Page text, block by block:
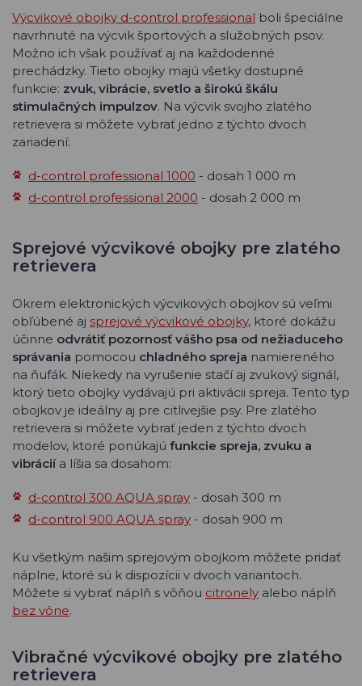
Výcvikové obojky d-control professional boli špeciálne
navrhnuté na výcvik športových a služobných psov.
Možno ich však používať aj na každodenné
prechádzky. Tieto obojky majú všetky dostupné
funkcie: zvuk, vibrácie, svetlo a širokú škálu
stimulačných impulzov. Na výcvik svojho zlatého
retrievera si môžete vybrať jedno z týchto dvoch
zariadení:
d-control professional 1000 - dosah 1 000 m
d-control professional 2000 - dosah 2 000 m
Sprejové výcvikové obojky pre zlatého
retrievera
Okrem elektronických výcvikových obojkov sú veľmi
obľúbené aj sprejové výcvikové obojky, ktoré dokážu
účinne odvrátiť pozornosť vášho psa od nežiaduceho
správania pomocou chladného spreja namiereného
na ňufák. Niekedy na vyrušenie stačí aj zvukový signál,
ktorý tieto obojky vydávajú pri aktivácii spreja. Tento typ
obojkov je ideálny aj pre citlivejšie psy. Pre zlatého
retrievera si môžete vybrať jeden z týchto dvoch
modelov, ktoré ponúkajú funkcie spreja, zvuku a
vibráciía líšia sa dosahom:
d-control 300 AQUA spray - dosah 300 m
d-control 900 AQUA spray - dosah 900 m
Ku všetkým našim sprejovým obojkom môžete pridať
náplne, ktoré sú k dispozícii v dvoch variantoch.
Môžete si vybrať náplň s vôňou citronely alebo náplň
bez vône.
Vibračné výcvikové obojky pre zlatého
retrievera